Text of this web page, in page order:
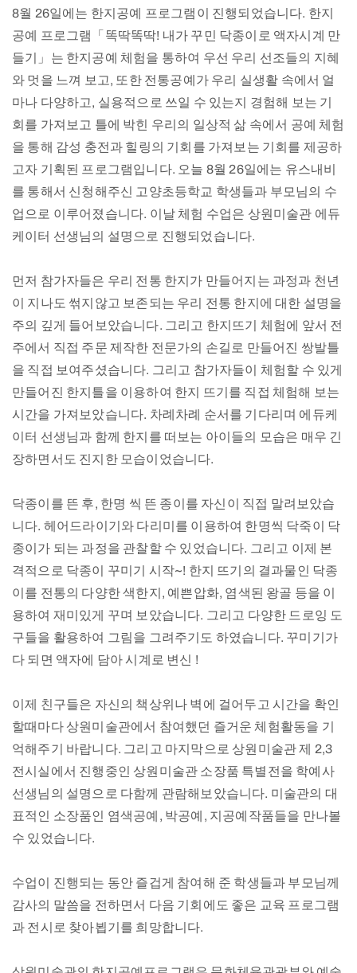
8월 26일에는 한지공예 프로그램이 진행되었습니다. 한지
공예 프로그램「똑딱똑딱! 내가 꾸민 닥종이로 액자시계 만
들기」는 한지공예 체험을 통하여 우선 우리 선조들의 지혜
와 멋을 느껴 보고, 또한 전통공예가 우리 실생활 속에서 얼
마나 다양하고, 실용적으로 쓰일 수 있는지 경험해 보는 기
회를 가져보고 틀에 박힌 우리의 일상적 삶 속에서 공예 체험
을 통해 감성 충전과 힐링의 기회를 가져보는 기회를 제공하
고자 기획된 프로그램입니다. 오늘 8월 26일에는 유스내비
를 통해서 신청해주신 고양초등학교 학생들과 부모님의 수
업으로 이루어졌습니다. 이날 체험 수업은 상원미술관 에듀
케이터 선생님의 설명으로 진행되었습니다.
먼저 참가자들은 우리 전통 한지가 만들어지는 과정과 천년
이 지나도 썪지않고 보존되는 우리 전통 한지에 대한 설명을
주의 깊게 들어보았습니다. 그리고 한지뜨기 체험에 앞서 전
주에서 직접 주문 제작한 전문가의 손길로 만들어진 쌍발틀
을 직접 보여주셨습니다. 그리고 참가자들이 체험할 수 있게
만들어진 한지틀을 이용하여 한지 뜨기를 직접 체험해 보는
시간을 가져보았습니다. 차례차례 순서를 기다리며 에듀케
이터 선생님과 함께 한지를 떠보는 아이들의 모습은 매우 긴
장하면서도 진지한 모습이었습니다.
닥종이를 뜬 후, 한명 씩 뜬 종이를 자신이 직접 말려보았습
니다. 헤어드라이기와 다리미를 이용하여 한명씩 닥죽이 닥
종이가 되는 과정을 관찰할 수 있었습니다. 그리고 이제 본
격적으로 닥종이 꾸미기 시작~! 한지 뜨기의 결과물인 닥종
이를 전통의 다양한 색한지, 예쁜압화, 염색된 왕골 등을 이
용하여 재미있게 꾸며 보았습니다. 그리고 다양한 드로잉 도
구들을 활용하여 그림을 그려주기도 하였습니다. 꾸미기가
다 되면 액자에 담아 시계로 변신 !
이제 친구들은 자신의 책상위나 벽에 걸어두고 시간을 확인
할때마다 상원미술관에서 참여했던 즐거운 체험활동을 기
억해주기 바랍니다. 그리고 마지막으로 상원미술관 제 2,3
전시실에서 진행중인 상원미술관 소장품 특별전을 학예사
선생님의 설명으로 다함께 관람해보았습니다. 미술관의 대
표적인 소장품인 염색공예, 박공예, 지공예작품들을 만나볼
수 있었습니다.
수업이 진행되는 동안 즐겁게 참여해 준 학생들과 부모님께
감사의 말씀을 전하면서 다음 기회에도 좋은 교육 프로그램
과 전시로 찾아뵙기를 희망합니다.